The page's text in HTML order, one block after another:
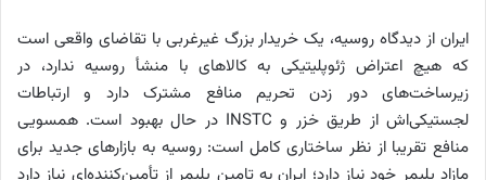
ایران از دیدگاه روسیه، یک خریدار بزرگ غیرغربی با تقاضای واقعی است
که هیچ اعتراض ژئوپلیتیکی به کالاهای با منشأ روسیه ندارد، در
زیرساخت‌های دور زدن تحریم منافع مشترک دارد و ارتباطات
لجستیکی‌اش از طریق خزر و INSTC در حال بهبود است. همسویی
منافع تقریبا از نظر ساختاری کامل است: روسیه به بازارهای جدید برای